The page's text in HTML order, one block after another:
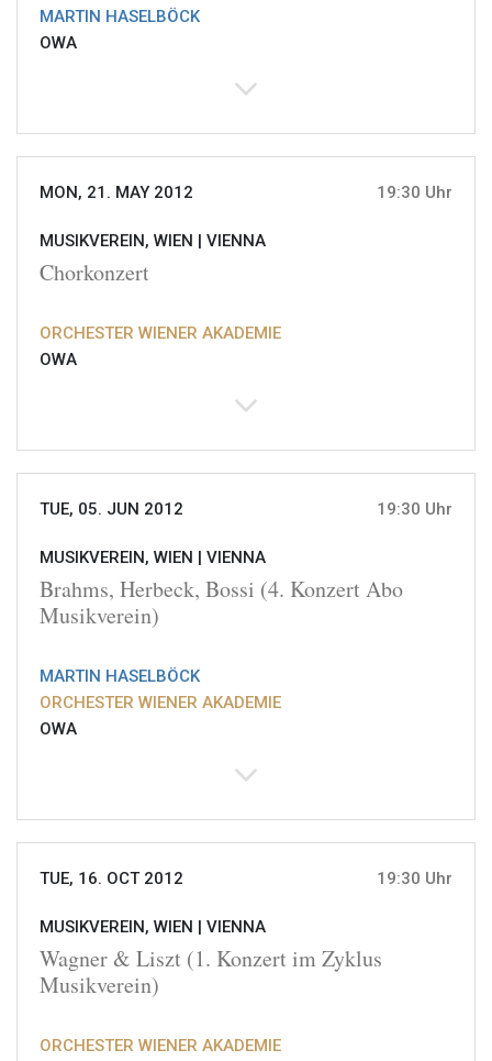
MARTIN HASELBÖCK
OWA
MON, 21. MAY 2012 19:30 Uhr
MUSIKVEREIN, WIEN | VIENNA
Chorkonzert
ORCHESTER WIENER AKADEMIE
OWA
TUE, 05. JUN 2012 19:30 Uhr
MUSIKVEREIN, WIEN | VIENNA
Brahms, Herbeck, Bossi (4. Konzert Abo
Musikverein)
MARTIN HASELBÖCK
ORCHESTER WIENER AKADEMIE
OWA
TUE, 16. OCT 2012 19:30 Uhr
MUSIKVEREIN, WIEN | VIENNA
Wagner & Liszt (1. Konzert im Zyklus
Musikverein)
ORCHESTER WIENER AKADEMIE